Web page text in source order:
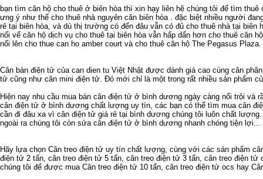
bạn tìm căn hộ cho thuê ở biên hòa thì xin hạy liên hệ chúng tôi để tìm thuê
ưng ý như thể cho thuê nhà nguyên căn biên hòa . đặc biệt nhiều người
rẻ tại biên hòa , và dù thị trường có đến đâu vẫn có đủ cho thuê nhà tại biên
nổi vể căn hộ dịch vụ cho thuê tại biên hòa vẫn hấp dẩn hơn cho thuê căn
nổi lên cho thue can ho amber court và cho thuê căn hộ The Pegasus Plaza
Cân bàn điện tử của can dien tu Việt Nhật được dánh giá cao cùng cân
tử cũng như cân mini điện tử . Đó mới chỉ là một trong rất nhiều sản phẩm
Hiện nay nhu cầu mua bán cân điện tử ở bình dương ngày càng nổi trội và
cân điện tử ở bình dương chất lượng uy tín, các bạn có thể tìm mua cân
cần đi đâu xa vì cân điện tử giá rẻ tại bình dương chúng tôi luôn chất
ngoài ra chúng tôi còn sửa cân điện tử ở bình dương nhanh chóng tiện lợi...
Hãy lựa chọn Cân treo điện tử uy tín chất lượng, cùng với các sản phẩm
điện tử 2 tấn cân treo điện tử 5 tấn cân treo điện tử 3 tấn cân treo điện tử
chúng tôi để được mua Cân treo điện tử 10 tấn cân treo điện tử ocs hay